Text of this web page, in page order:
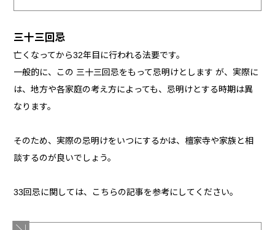
三十三回忌
亡くなってから32年目に行われる法要です。
一般的に、この 三十三回忌をもって忌明けとします が、実際に
は、地方や各家庭の考え方によっても、忌明けとする時期は異
なります。
そのため、実際の忌明けをいつにするかは、檀家寺や家族と相
談するのが良いでしょう。
33回忌に関しては、こちらの記事を参考にしてください。